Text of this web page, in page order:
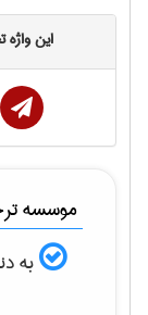
این
موسسه
به